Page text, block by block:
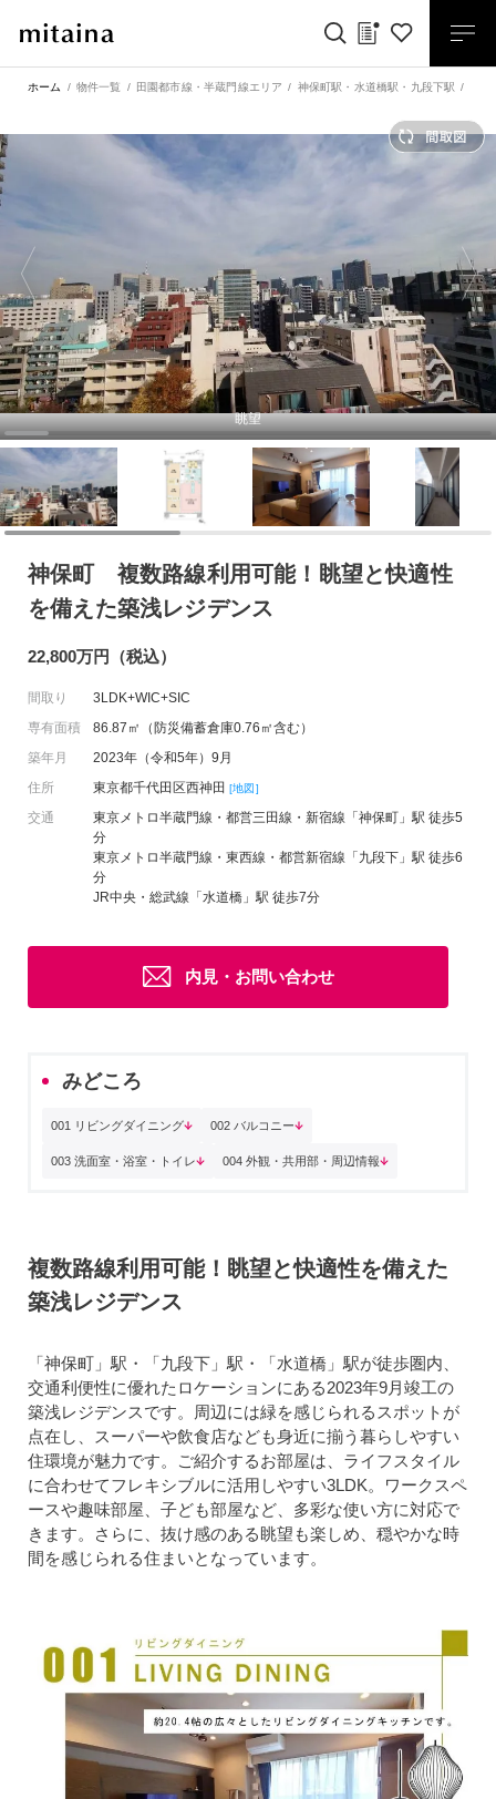
ホーム 物件一覧 田園都市線・半蔵門線エリア 神保町駅 ・ 水道橋駅 ・ 九段下駅
眺望
神保町 複数路線利用可能！眺望と快適性
を備えた築浅レジデンス
22,800万円（税込）
間取り
3LDK+WIC+SIC
専有面積
86.87㎡（防災備蓄倉庫0.76㎡含む）
築年月
2023年（令和5年）9月
住所
東京都千代田区西神田 [地図]
交通
東京メトロ半蔵門線・都営三田線・新宿線「神保町」駅 徒歩5
分
東京メトロ半蔵門線・東西線・都営新宿線「九段下」駅 徒歩6
分
JR中央・総武線「水道橋」駅 徒歩7分
内見・お問い合わせ
みどころ
001 リビングダイニング 002 バルコニー
003 洗面室・浴室・トイレ 004 外観・共用部・周辺情報
複数路線利用可能！眺望と快適性を備えた
築浅レジデンス
「神保町」駅・「九段下」駅・「水道橋」駅が徒歩圏内、
交通利便性に優れたロケーションにある2023年9月竣工の
築浅レジデンスです。周辺には緑を感じられるスポットが
点在し、スーパーや飲食店なども身近に揃う暮らしやすい
住環境が魅力です。ご紹介するお部屋は、ライフスタイル
に合わせてフレキシブルに活用しやすい3LDK。ワークスペ
ースや趣味部屋、子ども部屋など、多彩な使い方に対応で
きます。さらに、抜け感のある眺望も楽しめ、穏やかな時
間を感じられる住まいとなっています。